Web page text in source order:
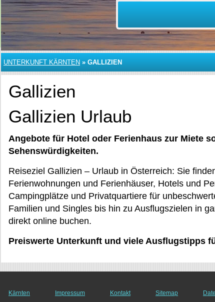
UNTERKUNFT KÄRNTEN » GALLIZIEN
Gallizien
Gallizien Urlaub
Angebote für Hotel oder Ferienhaus zur Miete
Sehenswürdigkeiten.
Reiseziel Gallizien – Urlaub in Österreich: Sie
Ferienwohnungen und Ferienhäuser, Hotels und
Campingplätze und Privatquartiere für
Familien und Singles bis hin zu Ausflugszielen in
direkt online buchen.
Preiswerte Unterkunft und viele Ausflugstipps
Kärnten Impressum Kontakt Sitemap